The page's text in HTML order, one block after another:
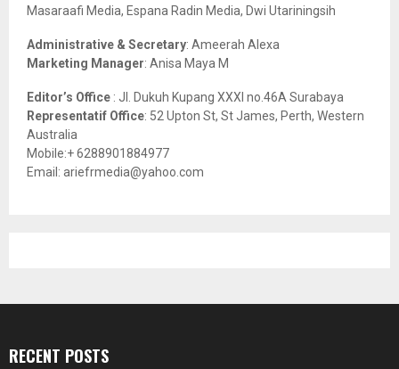
Masaraafi Media, Espana Radin Media, Dwi Utariningsih
Administrative & Secretary: Ameerah Alexa
Marketing Manager: Anisa Maya M
Editor’s Office : Jl. Dukuh Kupang XXXI no.46A Surabaya
Representatif Office: 52 Upton St, St James, Perth, Western
Australia
Mobile:+ 6288901884977
Email: ariefrmedia@yahoo.com
RECENT POSTS